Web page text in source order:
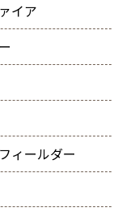
イア
ィールダー